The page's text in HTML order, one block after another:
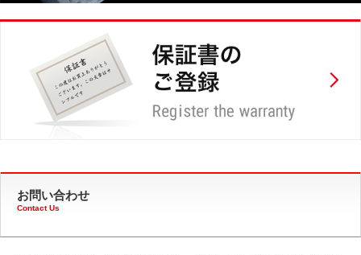
お問い合わせ
Contact Us